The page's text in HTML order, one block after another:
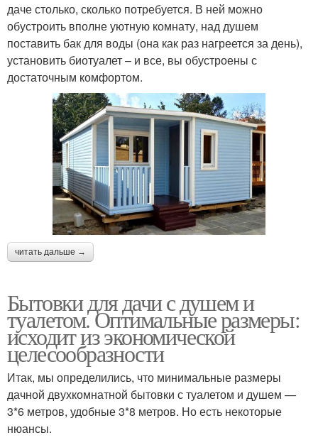
Дачные бытовки Комнаты с туалетом
Двухкомнатные
бытовки
Бытовка для
круглогодичного
проживания
Блок-контейнер с
туалетом
Бытовка для дачи
Дом из бытовок
даче столько, сколько потребуется. В ней можно
обустроить вполне уютную комнату, над душем
поставить бак для воды (она как раз нагреется за день),
установить биотуалет – и все, вы обустроены с
достаточным комфортом.
читать дальше →
Бытовки для дачи с душем и
туалетом. Оптимальные размеры:
исходит из экономической
целесообразности
Итак, мы определились, что минимальные размеры
дачной двухкомнатной бытовки с туалетом и душем —
3*6 метров, удобные 3*8 метров. Но есть некоторые
нюансы.